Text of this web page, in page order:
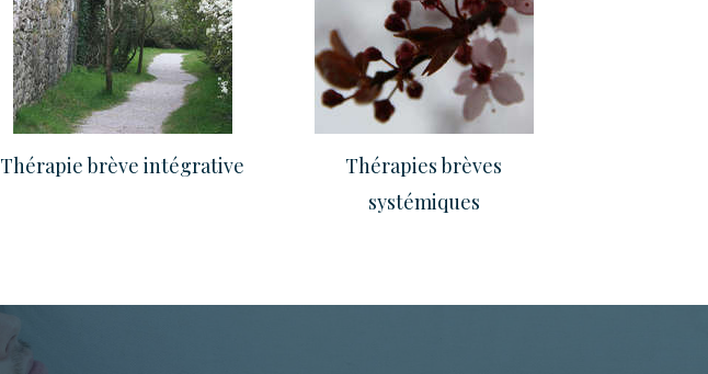
Thérapie brève intégrative
Thérapies brèves
systémiques